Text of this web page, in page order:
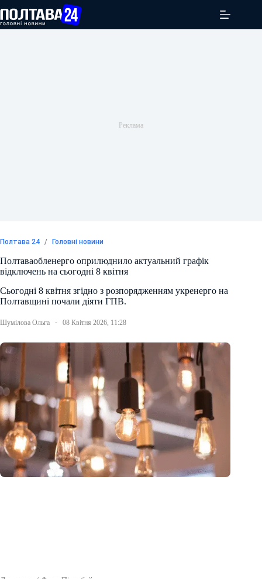
вмісту
Полтава 24 / Головні новини
Полтаваобленерго оприлюднило актуальний графік
відключень на сьогодні 8 квітня
Сьогодні 8 квітня згідно з розпорядженням укренерго на
Полтавщині почали діяти ГПВ.
Шумілова Ольга 08 Квітня 2026, 11:28